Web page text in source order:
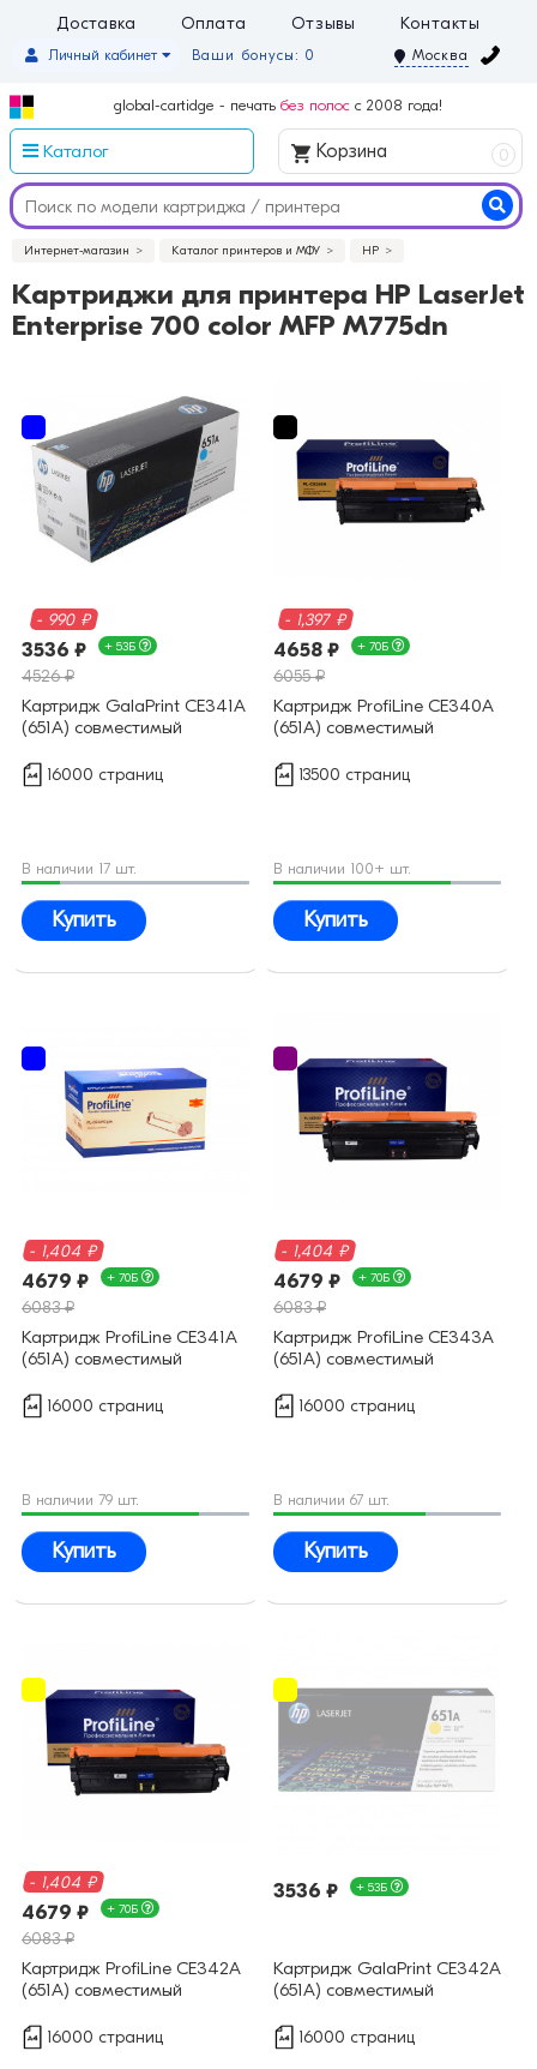
Доставка Оплата Отзывы Контакты
Ваши бонусы: 0
Личный кабинет Москва
global-cartidge - печать без полос с 2008 года!
Каталог Корзина 0
Интернет-магазин Каталог принтеров и МФУ HP
Картриджи для принтера HP LaserJet
Enterprise 700 color MFP M775dn
- 990 ₽
3536 ₽ + 53Б
4526 ₽
Картридж GalaPrint CE341A
(651A) совместимый
16000 страниц
В наличии 17 шт.
Купить
- 1,397 ₽
4658 ₽ + 70Б
6055 ₽
Картридж ProfiLine CE340A
(651A) совместимый
13500 страниц
В наличии 100+ шт.
Купить
- 1,404 ₽
4679 ₽ + 70Б
6083 ₽
Картридж ProfiLine CE341A
(651A) совместимый
16000 страниц
В наличии 79 шт.
Купить
- 1,404 ₽
4679 ₽ + 70Б
6083 ₽
Картридж ProfiLine CE343A
(651A) совместимый
16000 страниц
В наличии 67 шт.
Купить
- 1,404 ₽
4679 ₽ + 70Б
6083 ₽
Картридж ProfiLine CE342A
(651A) совместимый
16000 страниц
3536 ₽ + 53Б
Картридж GalaPrint CE342A
(651A) совместимый
16000 страниц